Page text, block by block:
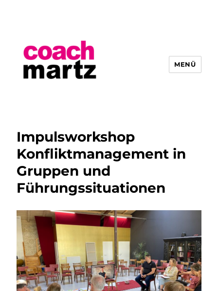
MENÜ
Impulsworkshop
Konfliktmanagement in
Gruppen und
Führungssituationen